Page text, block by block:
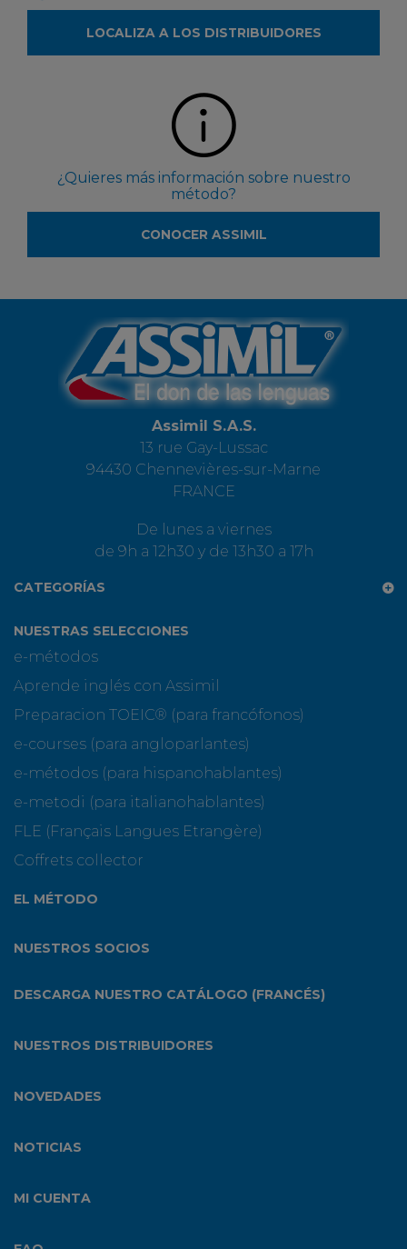
LOCALIZA A LOS DISTRIBUIDORES
¿Quieres más información sobre nuestro
método?
CONOCER ASSIMIL
Assimil S.A.S.
13 rue Gay-Lussac
94430 Chennevières-sur-Marne
FRANCE
De lunes a viernes
de 9h a 12h30 y de 13h30 a 17h
CATEGORÍAS
NUESTRAS SELECCIONES
e-métodos
Aprende inglés con Assimil
Preparacion TOEIC® (para francófonos)
e-courses (para angloparlantes)
e-métodos (para hispanohablantes)
e-metodi (para italianohablantes)
FLE (Français Langues Etrangère)
Coffrets collector
EL MÉTODO
NUESTROS SOCIOS
DESCARGA NUESTRO CATÁLOGO (FRANCÉS)
NUESTROS DISTRIBUIDORES
NOVEDADES
NOTICIAS
MI CUENTA